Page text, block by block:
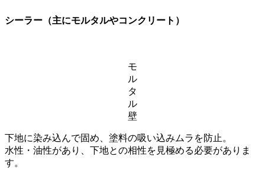
シーラー（主にモルタルやコンクリート）
モ
ル
タ
ル
壁
下地に染み込んで固め、塗料の吸い込みムラを防止。
水性・油性があり、下地との相性を見極める必要がありま
す。